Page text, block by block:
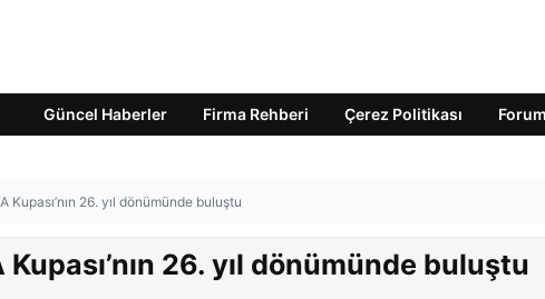
Güncel Haberler Firma Rehberi Çerez Politikası Forum
Kupası’nın 26. yıl dönümünde buluştu
26. yıl dönümünde buluştu